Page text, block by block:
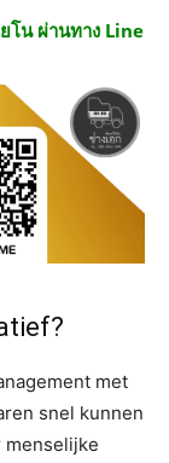
โน ผ่านทาง Line
met
snel kunnen
menselijke